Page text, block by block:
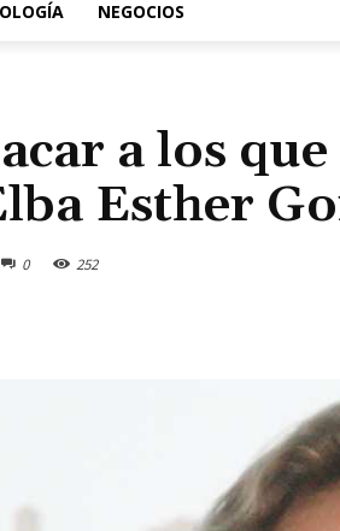
NEGOCIOS
a los
Esther
0 252